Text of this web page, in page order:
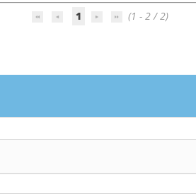
1 (1 - 2 / 2)